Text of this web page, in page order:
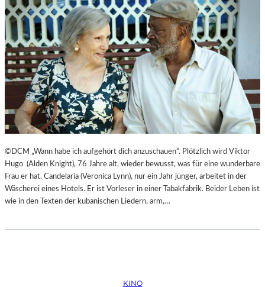
©DCM „Wann habe ich aufgehört dich anzuschauen“. Plötzlich wird Viktor
Hugo (Alden Knight), 76 Jahre alt, wieder bewusst, was für eine wunderbare
Frau er hat. Candelaria (Veronica Lynn), nur ein Jahr jünger, arbeitet in der
Wäscherei eines Hotels. Er ist Vorleser in einer Tabakfabrik. Beider Leben ist
wie in den Texten der kubanischen Liedern, arm,…
KINO